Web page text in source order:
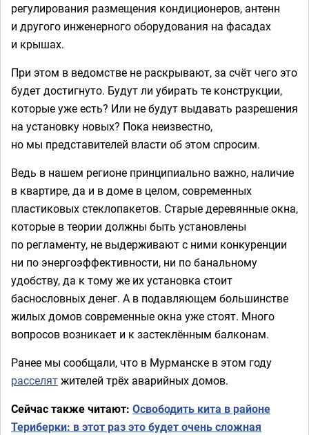
регулирования размещения кондиционеров, антенн
и другого инженерного оборудования на фасадах
и крышах.
При этом в ведомстве не раскрывают, за счёт чего это
будет достигнуто. Будут ли убирать те конструкции,
которые уже есть? Или не будут выдавать разрешения
на установку новых? Пока неизвестно,
но мы представителей власти об этом спросим.
Ведь в нашем регионе принципиально важно, наличие
в квартире, да и в доме в целом, современных
пластиковых стеклопакетов. Старые деревянные окна,
которые в теории должны быть установлены
по регламенту, не выдерживают с ними конкуренции
ни по энергоэффективности, ни по банальному
удобству, да к тому же их установка стоит
баснословных денег. А в подавляющем большинстве
жилых домов современные окна уже стоят. Много
вопросов возникает и к застеклённым балконам.
Ранее мы сообщали, что в Мурманске в этом году
расселятжителей трёх аварийных домов.
Сейчас также читают: Освободить кита в районе
Териберки: в этот раз это будет очень сложная